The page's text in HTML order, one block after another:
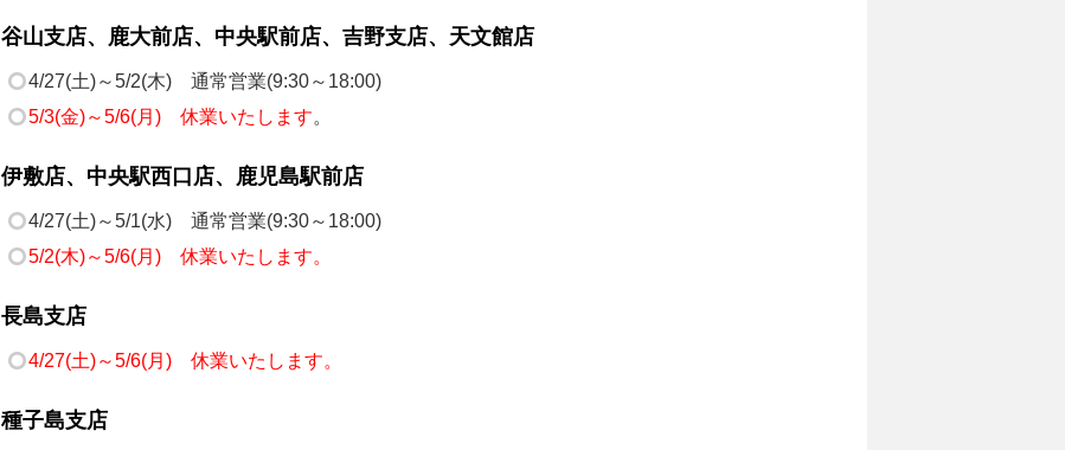
谷山支店、鹿大前店、中央駅前店、吉野支店、天文館店
4/27(土)～5/2(木) 通常営業(9:30～18:00)
5/3(金)～5/6(月) 休業いたします。
伊敷店、中央駅西口店、鹿児島駅前店
4/27(土)～5/1(水) 通常営業(9:30～18:00)
5/2(木)～5/6(月) 休業いたします。
長島支店
4/27(土)～5/6(月) 休業いたします。
種子島支店